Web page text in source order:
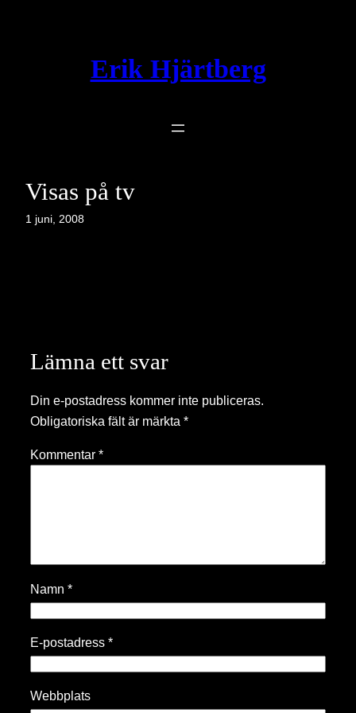
Erik Hjärtberg
Visas på tv
1 juni, 2008
Lämna ett svar
Din e-postadress kommer inte publiceras.
Obligatoriska fält är märkta *
Kommentar *
Namn *
E-postadress *
Webbplats